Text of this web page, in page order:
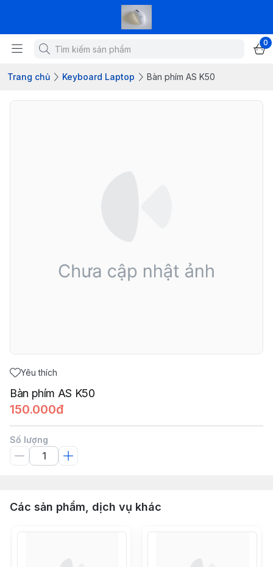
0
Trang chủ Keyboard Laptop Bàn phím AS K50
Yêu thích
Bàn phím AS K50
150.000đ
Số lượng
Các sản phẩm, dịch vụ khác